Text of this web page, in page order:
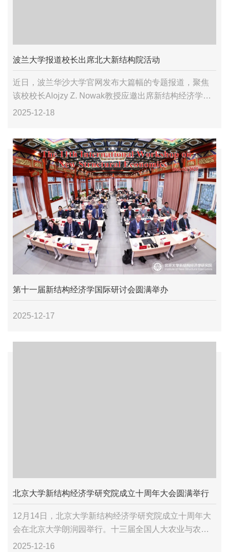
波兰大学报道校长出席北大新结构院活动
近日，波兰华沙大学官网发布大篇幅的专题报道，聚焦
该校校长Alojzy Z. Nowak教授应邀出席新结构经济学研
究院成立十周年活动的情况。
2025-12-18
第十一届新结构经济学国际研讨会圆满举办
2025-12-17
北京大学新结构经济学研究院成立十周年大会圆满举行
12月14日，北京大学新结构经济学研究院成立十周年大
会在北京大学朗润园举行。十三届全国人大农业与农村
委员会主任委员陈锡文，全国政协常委、民政部原副部
2025-12-16